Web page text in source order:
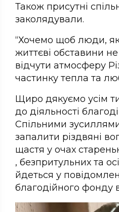
Також присутні
заколядували.
“Хочемо щоб люди,
життєві обставини
відчути атмосферу
частинку тепла та
Щиро дякуємо усім
до діяльності
Спільними
запалити різдвяні
щастя у очах
, безпритульних та
йдеться у
благодійного фонду